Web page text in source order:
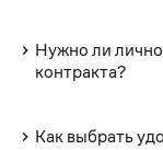
Нужно ли
контракта?
Как выбрать